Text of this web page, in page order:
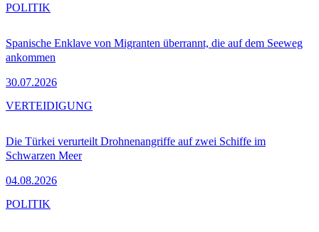
Spanische Enklave von Migranten überrannt, die auf dem Seeweg
ankommen
30.07.2026
POLITIK
Die Türkei verurteilt Drohnenangriffe auf zwei Schiffe im
Schwarzen Meer
04.08.2026
VERTEIDIGUNG
POLITIK